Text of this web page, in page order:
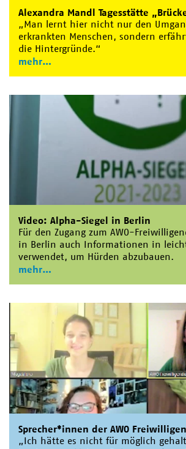
Alexandra Mandl Tagesstätte
„Man lernt hier nicht nur den
erkrankten Menschen, sondern
die Hintergründe.“
mehr
Video: Alpha-Siegel in Berlin
Für den Zugang zum AWO-
in Berlin auch Informationen in
verwendet, um Hürden abzubauen.
mehr
Sprecher*innen der AWO Freiwilligen
„Ich hätte es nicht für möglich